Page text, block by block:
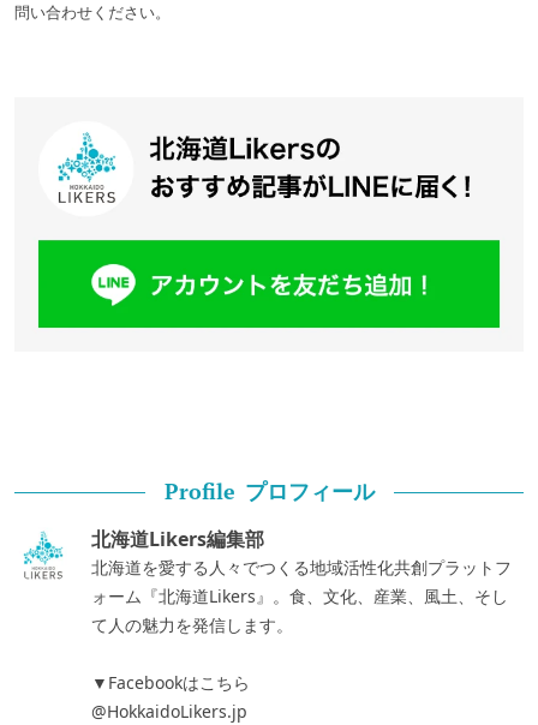
問い合わせください。
Profile プロフィール
北海道Likers編集部
北海道を愛する人々でつくる地域活性化共創プラットフ
ォーム『北海道Likers』。食、文化、産業、風土、そし
て人の魅力を発信します。
▼Facebookはこちら
@HokkaidoLikers.jp